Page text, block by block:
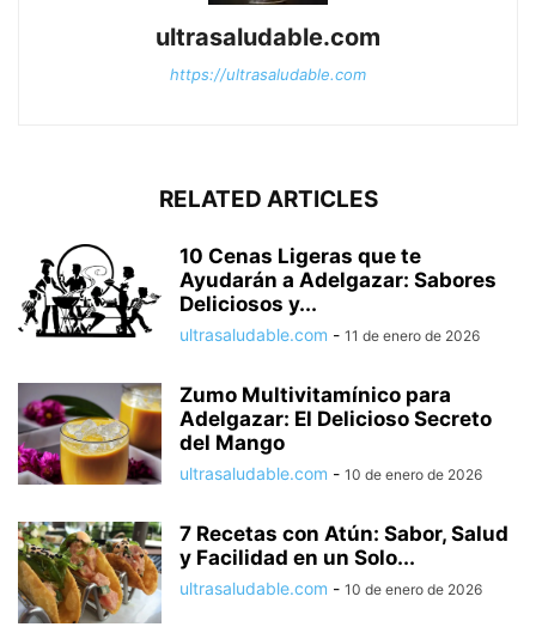
ultrasaludable.com
https://ultrasaludable.com
RELATED ARTICLES
10 Cenas Ligeras que te
Ayudarán a Adelgazar: Sabores
Deliciosos y...
ultrasaludable.com - 11 de enero de 2026
Zumo Multivitamínico para
Adelgazar: El Delicioso Secreto
del Mango
ultrasaludable.com - 10 de enero de 2026
7 Recetas con Atún: Sabor, Salud
y Facilidad en un Solo...
ultrasaludable.com - 10 de enero de 2026